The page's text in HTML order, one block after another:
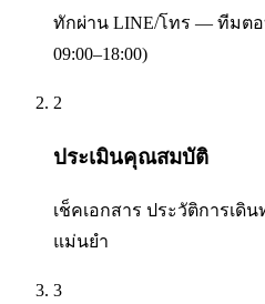
ทักผ่าน LINE/โทร — ทีมตอ
09:00–18:00)
2
ประเมินคุณสมบัติ
เช็คเอกสาร ประวัติการเดิ
แม่นยำ
3